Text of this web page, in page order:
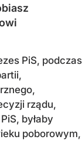
PiS, podczas
rządu,
byłaby
poborowym,